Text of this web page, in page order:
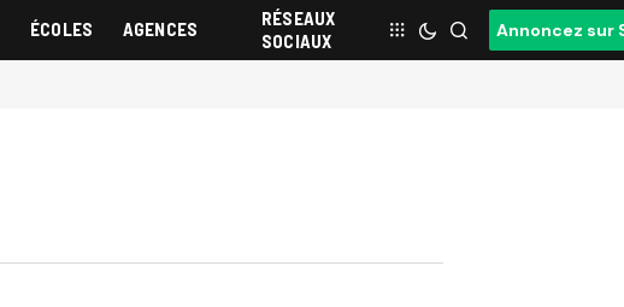
ÉCOLES AGENCES
RÉSEAUX
SOCIAUX
Annoncez sur